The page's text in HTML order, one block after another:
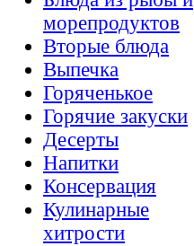
морепродуктов
Вторые блюда
Выпечка
Горяченькое
Горячие закуски
Десерты
Напитки
Консервация
Кулинарные
хитрости